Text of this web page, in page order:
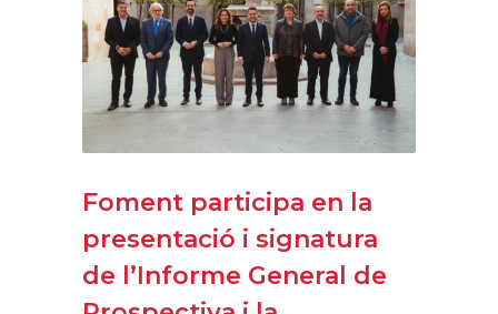
Foment participa en la
presentació i signatura
de l’Informe General de